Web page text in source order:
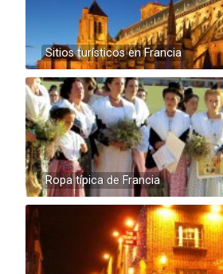
Sitios turísticos en Francia
Ropa típica de Francia